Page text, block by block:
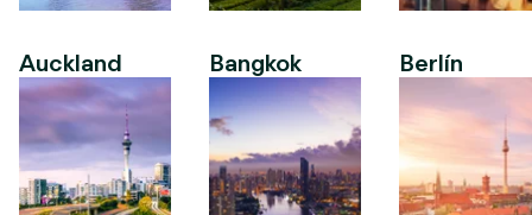
Auckland Bangkok Berlín